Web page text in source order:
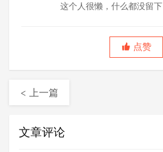
这个人很懒，什么都没留下
点赞
< 上一篇
文章评论